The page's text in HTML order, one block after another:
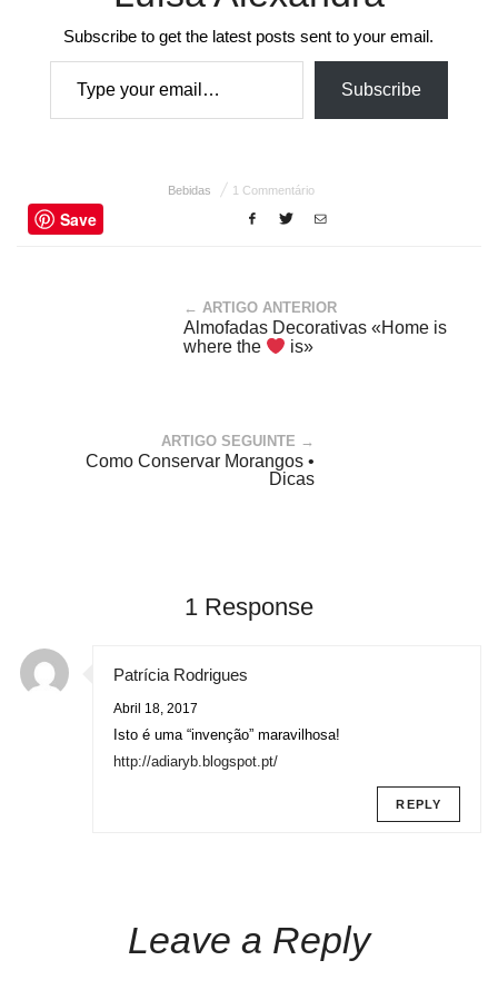
Subscribe to get the latest posts sent to your email.
Type your email…
Subscribe
Bebidas 1 Commentário
Save
← ARTIGO ANTERIOR
Almofadas Decorativas «Home is
where the
is»
ARTIGO SEGUINTE →
Como Conservar Morangos •
Dicas
1 Response
Patrícia Rodrigues
Abril 18, 2017
Isto é uma “invenção” maravilhosa!
http://adiaryb.blogspot.pt/
REPLY
Leave a Reply